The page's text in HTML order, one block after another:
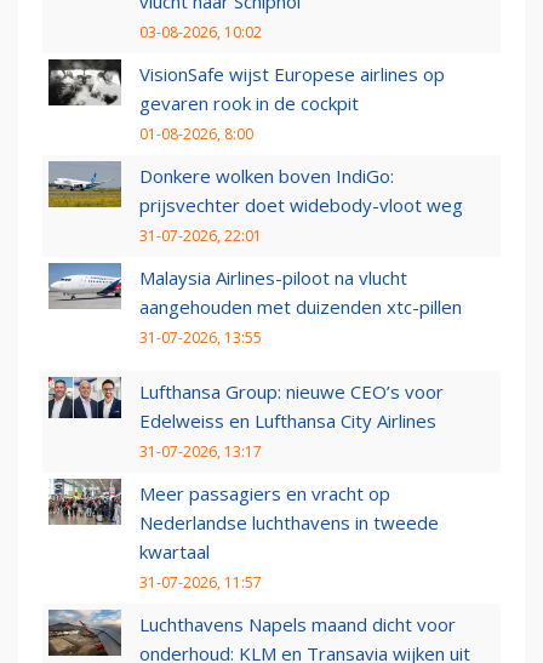
03-08-2026, 10:02
VisionSafe wijst Europese airlines op
gevaren rook in de cockpit
01-08-2026, 8:00
Donkere wolken boven IndiGo:
prijsvechter doet widebody-vloot weg
31-07-2026, 22:01
Malaysia Airlines-piloot na vlucht
aangehouden met duizenden xtc-pillen
31-07-2026, 13:55
Lufthansa Group: nieuwe CEO’s voor
Edelweiss en Lufthansa City Airlines
31-07-2026, 13:17
Meer passagiers en vracht op
Nederlandse luchthavens in tweede
kwartaal
31-07-2026, 11:57
Luchthavens Napels maand dicht voor
onderhoud: KLM en Transavia wijken uit